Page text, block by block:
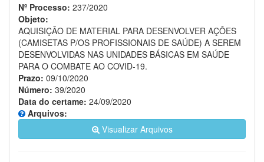
Nº Processo: 237/2020
Objeto:
AQUISIÇÃO DE MATERIAL PARA DESENVOLVER AÇÕES
(CAMISETAS P/OS PROFISSIONAIS DE SAÚDE) A SEREM
DESENVOLVIDAS NAS UNIDADES BÁSICAS EM SAÚDE
PARA O COMBATE AO COVID-19.
Prazo: 09/10/2020
Número: 39/2020
Data do certame: 24/09/2020
Arquivos:
Visualizar Arquivos